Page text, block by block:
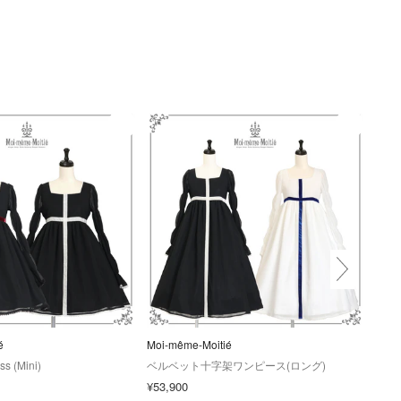
(Mini)
Moi-même-Moitié
ベルベット十字架ワンピース(ロング)
¥53,900